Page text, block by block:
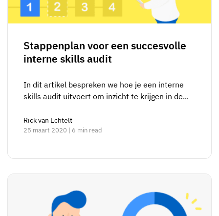
Stappenplan voor een succesvolle
interne skills audit
In dit artikel bespreken we hoe je een interne
skills audit uitvoert om inzicht te krijgen in de...
Rick van Echtelt
25 maart 2020 | 6 min read